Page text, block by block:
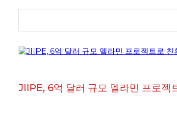
JIIPE, 6억 달러 규모 멜라민 프로젝